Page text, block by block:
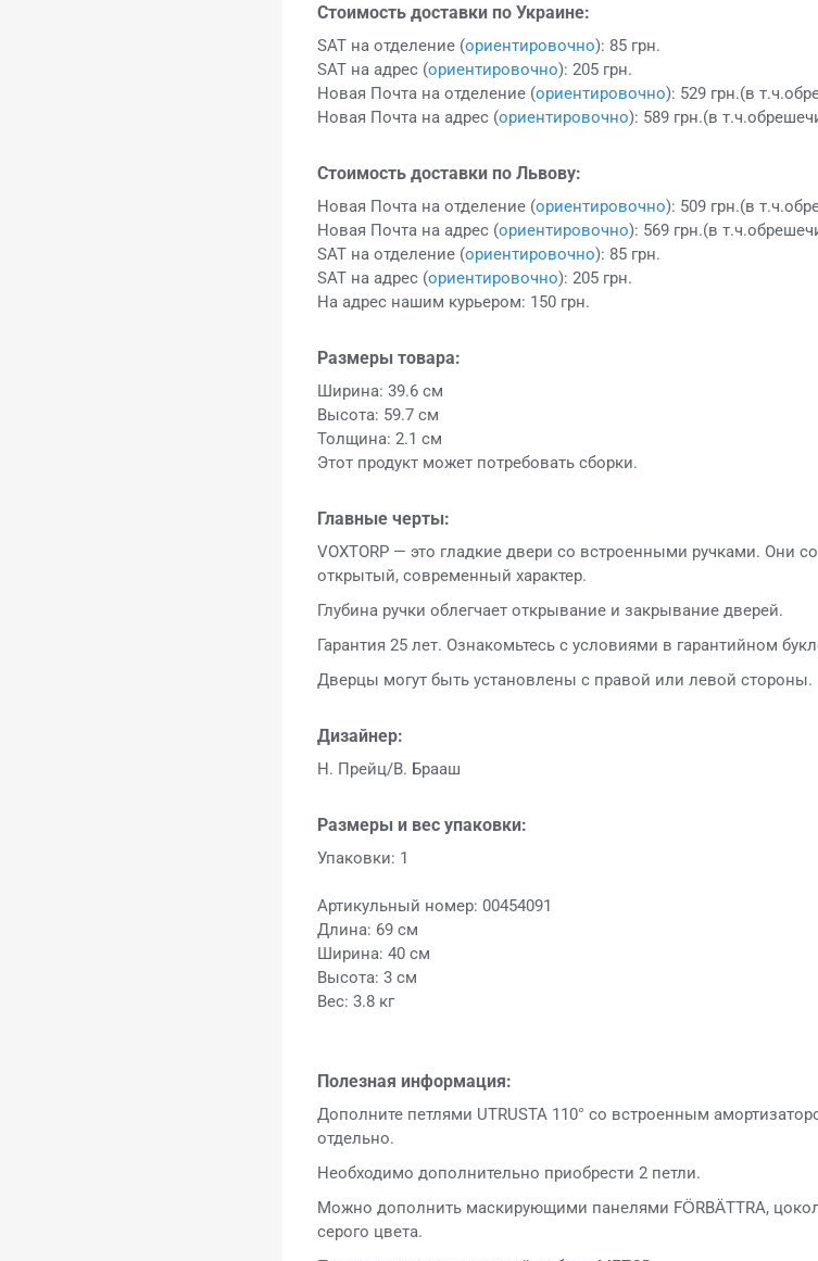
Стоимость доставки по Украине:
SAT на отделение (ориентировочно): 85 грн.
SAT на адрес (ориентировочно): 205 грн.
Новая Почта на отделение (ориентировочно): 529 грн.(в
Новая Почта на адрес (ориентировочно): 589 грн.(в
Стоимость доставки по Львову:
Новая Почта на отделение (ориентировочно): 509 грн.(в
Новая Почта на адрес (ориентировочно): 569 грн.(в
SAT на отделение (ориентировочно): 85 грн.
SAT на адрес (ориентировочно): 205 грн.
На адрес нашим курьером: 150 грн.
Размеры товара:
Ширина: 39.6 см
Высота: 59.7 см
Толщина: 2.1 см
Этот продукт может потребовать сборки.
Главные черты:
VOXTORP — это гладкие двери со встроенными ручками. Они
открытый, современный характер.
Глубина ручки облегчает открывание и закрывание дверей.
Гарантия 25 лет. Ознакомьтесь с условиями в гарантийном
Дверцы могут быть установлены с правой или левой стороны.
Дизайнер:
H. Прейц/В. Брааш
Размеры и вес упаковки:
Упаковки: 1
Артикульный номер: 00454091
Длина: 69 см
Ширина: 40 см
Высота: 3 см
Вес: 3.8 кг
Полезная информация:
Дополните петлями UTRUSTA 110° со встроенным
отдельно.
Необходимо дополнительно приобрести 2 петли.
Можно дополнить маскирующими панелями FÖRBÄTTRA,
серого цвета.